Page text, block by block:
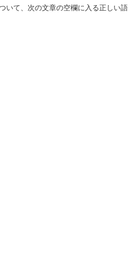
いて、次の文章の空欄に入る正しい語